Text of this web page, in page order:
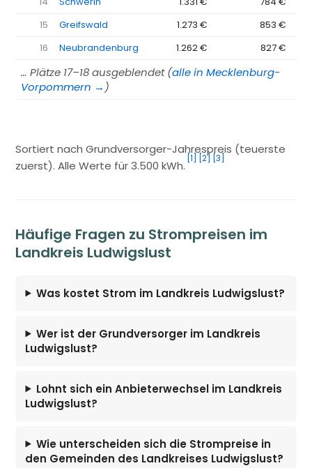
15
Greifswald 1.273 €
853 €
16
Neubrandenburg 1.262 € 827 €
… Plätze 17–18 ausgeblendet (alle in Mecklenburg-
Vorpommern → )
Sortiert nach Grundversorger-Jahrespreis (teuerste
zuerst). Alle Werte für 3.500 kWh.
[1] [2] [3]
Häufige Fragen zu Strompreisen im
Landkreis Ludwigslust
Was kostet Strom im Landkreis Ludwigslust?
Wer ist der Grundversorger im Landkreis
Ludwigslust?
Lohnt sich ein Anbieterwechsel im Landkreis
Ludwigslust?
Wie unterscheiden sich die Strompreise in
den Gemeinden des Landkreises Ludwigslust?